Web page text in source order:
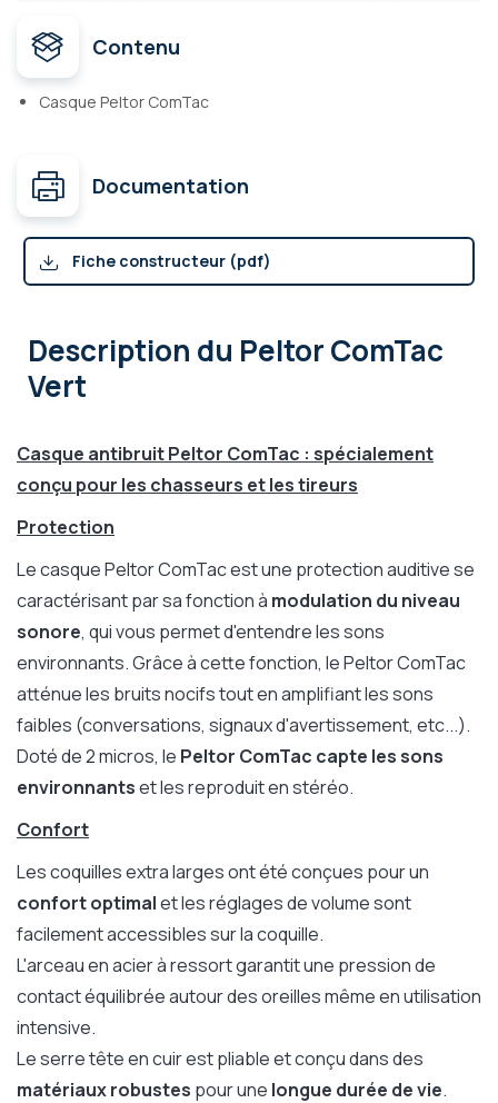
Contenu
Casque Peltor ComTac
Documentation
Fiche constructeur (pdf)
Description du Peltor ComTac
Vert
Casque antibruit Peltor ComTac : spécialement
conçu pour les chasseurs et les tireurs
Protection
Le casque Peltor ComTac est une protection auditive se
caractérisant par sa fonction à modulation du niveau
sonore, qui vous permet d'entendre les sons
environnants. Grâce à cette fonction, le Peltor ComTac
atténue les bruits nocifs tout en amplifiant les sons
faibles (conversations, signaux d'avertissement, etc...).
Doté de 2 micros, le Peltor ComTac capte les sons
environnantset les reproduit en stéréo.
Confort
Les coquilles extra larges ont été conçues pour un
confort optimalet les réglages de volume sont
facilement accessibles sur la coquille.
L'arceau en acier à ressort garantit une pression de
contact équilibrée autour des oreilles même en utilisation
intensive.
Le serre tête en cuir est pliable et conçu dans des
matériaux robustes pour une longue durée de vie.